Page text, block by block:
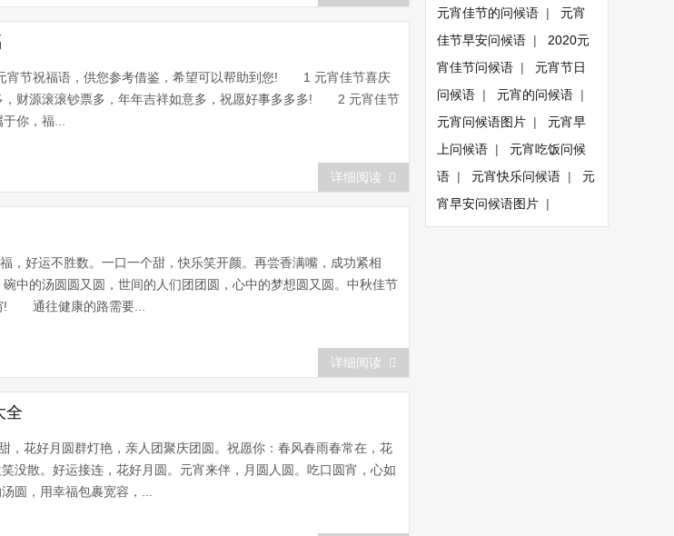
宵节祝福语，供您参考借鉴，希望可以帮助到您! 1 元宵佳节喜庆
，财源滚滚钞票多，年年吉祥如意多，祝愿好事多多多! 2 元宵佳节
你，福...
详细阅读
好运不胜数。一口一个甜，快乐笑开颜。再尝香满嘴，成功紧相
的汤圆圆又圆，世间的人们团团圆，心中的梦想圆又圆。中秋佳节
! 通往健康的路需要...
详细阅读
全
，花好月圆群灯艳，亲人团聚庆团圆。祝愿你：春风春雨春常在，花
没散。好运接连，花好月圆。元宵来伴，月圆人圆。吃口圆宵，心如
圆，用幸福包裹宽容，...
元宵佳节的问候语 | 元宵
佳节早安问候语 | 2020元
宵佳节问候语 | 元宵节日
问候语 | 元宵的问候语 |
元宵问候语图片 | 元宵早
上问候语 | 元宵吃饭问候
语 | 元宵快乐问候语 | 元
宵早安问候语图片 |